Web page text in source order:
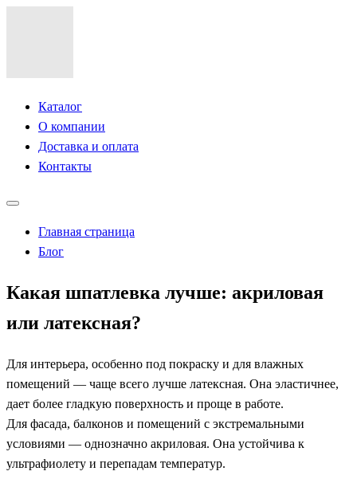
Каталог
О компании
Доставка и оплата
Контакты
Главная страница
Блог
Какая шпатлевка лучше: акриловая
или латексная?
Для интерьера, особенно под покраску и для влажных
помещений — чаще всего лучше латексная. Она эластичнее,
дает более гладкую поверхность и проще в работе.
Для фасада, балконов и помещений с экстремальными
условиями — однозначно акриловая. Она устойчива к
ультрафиолету и перепадам температур.